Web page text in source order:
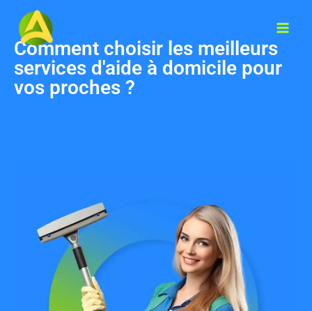
Comment choisir les meilleurs
services d'aide à domicile pour
vos proches ?